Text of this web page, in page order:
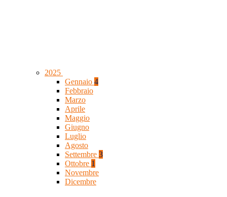
2025
Gennaio 4
Febbraio
Marzo
Aprile
Maggio
Giugno
Luglio
Agosto
Settembre 3
Ottobre 1
Novembre
Dicembre